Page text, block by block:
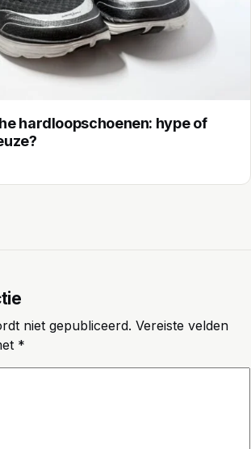
hardloopschoenen: hype of
niet gepubliceerd. Vereiste velden
*